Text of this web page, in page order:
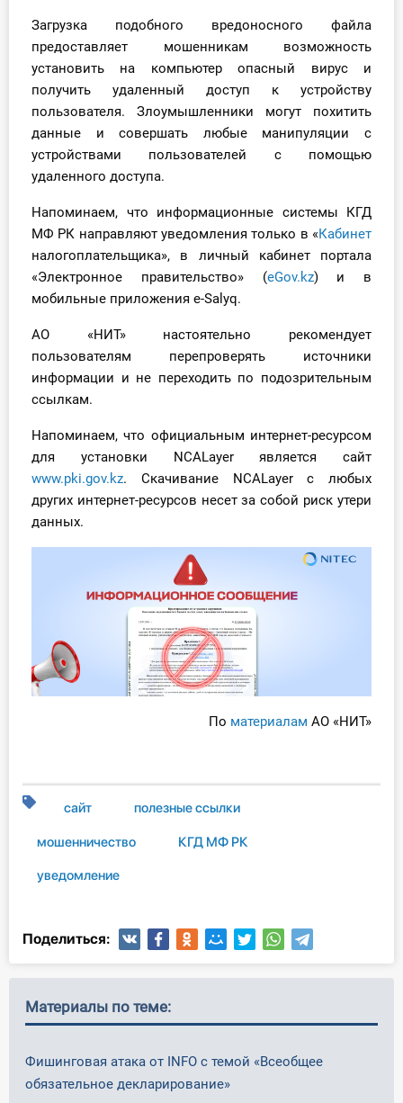
Тестирование для
бухгалтера
Загрузка подобного вредоносного файла
предоставляет мошенникам возможность
установить на компьютер опасный вирус и
получить удаленный доступ к устройству
пользователя. Злоумышленники могут похитить
данные и совершать любые манипуляции с
устройствами пользователей с помощью
удаленного доступа.
Напоминаем, что информационные системы КГД
МФ РК направляют уведомления только в «Кабинет
налогоплательщика», в личный кабинет портала
«Электронное правительство» (eGov.kz) и в
мобильные приложения e-Salyq.
АО «НИТ» настоятельно рекомендует
пользователям перепроверять источники
информации и не переходить по подозрительным
ссылкам.
Напоминаем, что официальным интернет-ресурсом
для установки NCALayer является сайт
www.pki.gov.kz. Скачивание NCALayer с любых
других интернет-ресурсов несет за собой риск утери
данных.
По материалам АО «НИТ»
сайт полезные ссылки
мошенничество КГД МФ РК
уведомление
Поделиться:
Материалы по теме:
Фишинговая атака от INFO с темой «Всеобщее
обязательное декларирование»